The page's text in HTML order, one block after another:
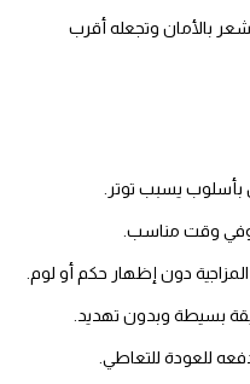
بالأمان وتجعله أقرب
بأسلوب يسبب توتر.
وفي وقت مناسب.
المزاجية دون إظهار حكم أو لوم.
بسيطة وبدون تهديد.
للعودة للتعاطي.